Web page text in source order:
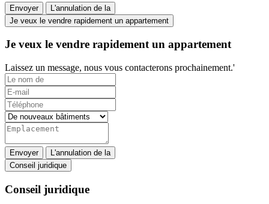
Envoyer
L'annulation de la
Je veux le vendre rapidement un appartement
Je veux le vendre rapidement un appartement
Laissez un message, nous vous contacterons prochainement.'
Envoyer
L'annulation de la
Conseil juridique
Conseil juridique